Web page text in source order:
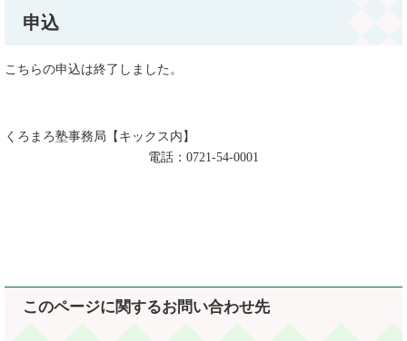
申込
こちらの申込は終了しました。
くろまろ塾事務局【キックス内】
電話：0721-54-0001
このページに関するお問い合わせ先